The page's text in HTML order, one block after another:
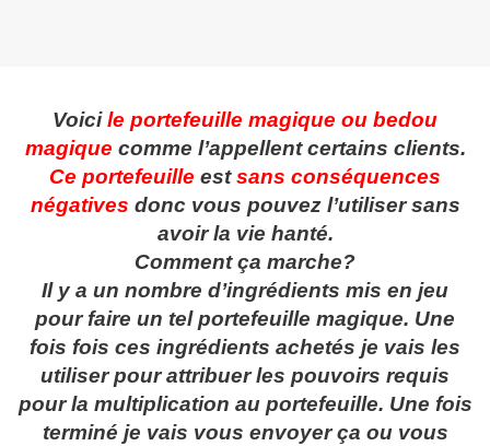
Voicile portefeuille magique ou bedou
magique comme l’appellent certains clients.
Ce portefeuille estsans conséquences
négatives donc vous pouvez l’utiliser sans
avoir la vie hanté.
Comment ça marche?
Il y a un nombre d’ingrédients mis en jeu
pour faire un tel portefeuille magique. Une
fois fois ces ingrédients achetés je vais les
utiliser pour attribuer les pouvoirs requis
pour la multiplication au portefeuille. Une fois
terminé je vais vous envoyer ça ou vous